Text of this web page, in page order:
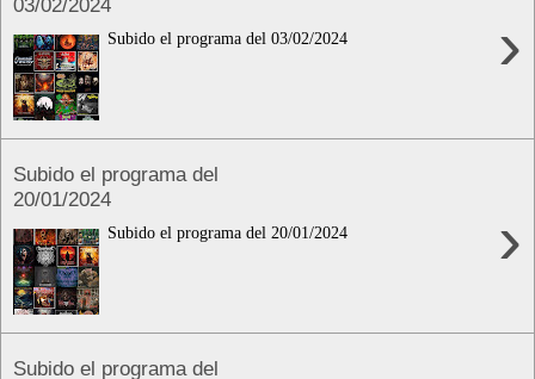
›
Subido el programa del 03/02/2024
Subido el programa del
20/01/2024
›
Subido el programa del 20/01/2024
Subido el programa del